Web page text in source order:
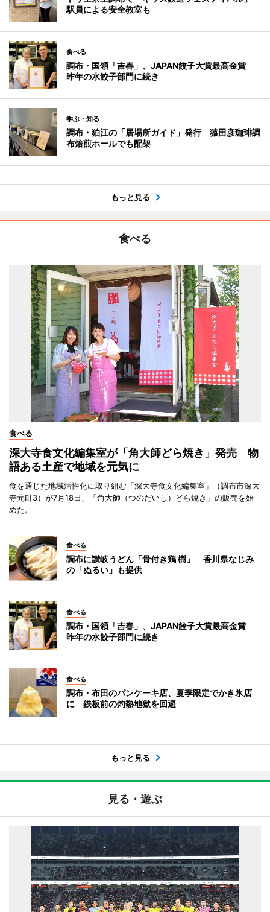
駅員による安全教室も
食べる
調布・国領「吉春」、JAPAN餃子大賞最高金賞
昨年の水餃子部門に続き
学ぶ・知る
調布・狛江の「居場所ガイド」発行 猿田彦珈琲調
布焙煎ホールでも配架
もっと見る
食べる
食べる
深大寺食文化編集室が「角大師どら焼き」発売 物
語ある土産で地域を元気に
食を通じた地域活性化に取り組む「深大寺食文化編集室」（調布市深大
寺元町3）が7月18日、「角大師（つのだいし）どら焼き」の販売を始
めた。
食べる
調布に讃岐うどん「骨付き鶏 樹」 香川県なじみ
の「ぬるい」も提供
食べる
調布・国領「吉春」、JAPAN餃子大賞最高金賞
昨年の水餃子部門に続き
食べる
調布・布田のパンケーキ店、夏季限定でかき氷店
に 鉄板前の灼熱地獄を回避
もっと見る
見る・遊ぶ